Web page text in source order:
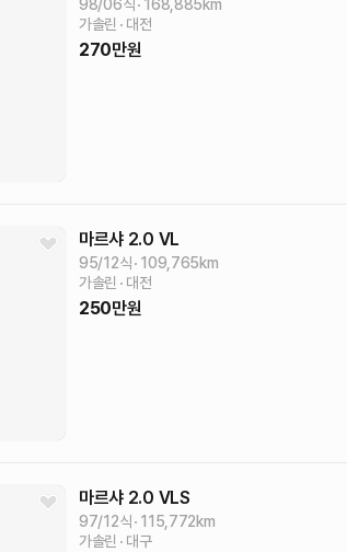
98/06식 168,885km
가솔린
대전
270만원
마르샤 2.0 VL
95/12식 109,765km
가솔린
대전
250만원
마르샤 2.0 VLS
97/12식 115,772km
가솔린
대구